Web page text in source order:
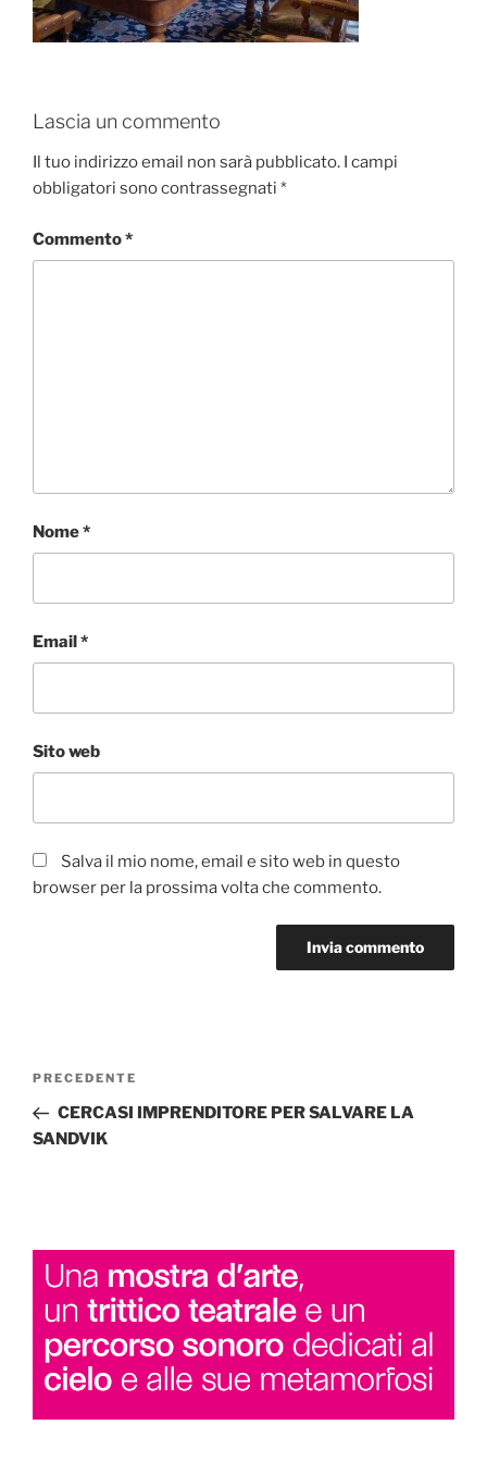
Lascia un commento
Il tuo indirizzo email non sarà pubblicato. I campi
obbligatori sono contrassegnati *
Commento*
Nome*
Email*
Sito web
Salva il mio nome, email e sito web in questo
browser per la prossima volta che commento.
Navigazione
Articolo
precedente:
PRECEDENTE
CERCASI IMPRENDITORE PER SALVARE LA
SANDVIK